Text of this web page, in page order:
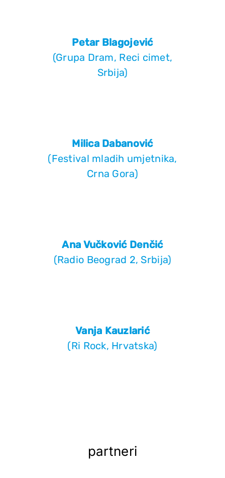
Petar Blagojević
(Grupa Dram, Reci cimet,
Srbija)
Milica Dabanović
(Festival mladih umjetnika,
Crna Gora)
Ana Vučković Denčić
(Radio Beograd 2, Srbija)
Vanja Kauzlarić
(Ri Rock, Hrvatska)
partneri